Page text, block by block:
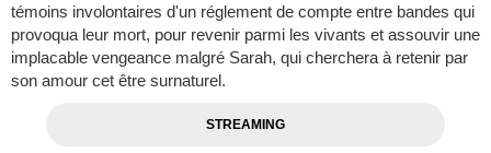
témoins involontaires d'un réglement de compte entre bandes qui
provoqua leur mort, pour revenir parmi les vivants et assouvir une
implacable vengeance malgré Sarah, qui cherchera à retenir par
son amour cet être surnaturel.
STREAMING